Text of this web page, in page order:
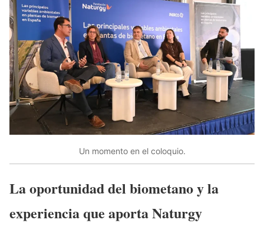
Un momento en el coloquio.
La oportunidad del biometano y la
experiencia que aporta Naturgy